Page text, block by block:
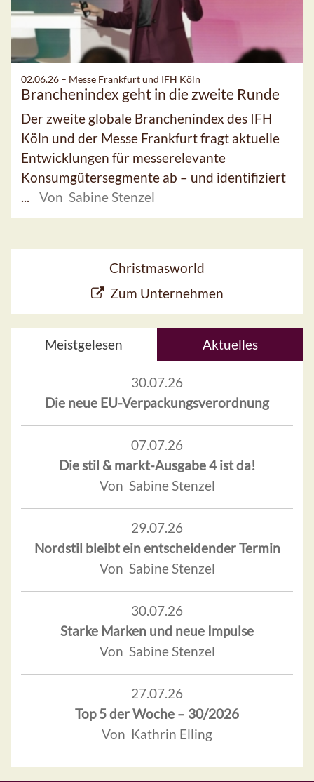
02.06.26 – Messe Frankfurt und IFH Köln
Branchenindex geht in die zweite Runde
Der zweite globale Branchenindex des IFH
Köln und der Messe Frankfurt fragt aktuelle
Entwicklungen für messerelevante
Konsumgütersegmente ab – und identifiziert
...
Von Sabine Stenzel
Christmasworld
Zum Unternehmen
Meistgelesen Aktuelles
30.07.26
Die neue EU-Verpackungsverordnung
07.07.26
Die stil & markt-Ausgabe 4 ist da!
Von Sabine Stenzel
29.07.26
Nordstil bleibt ein entscheidender Termin
Von Sabine Stenzel
30.07.26
Starke Marken und neue Impulse
Von Sabine Stenzel
27.07.26
Top 5 der Woche – 30/2026
Von Kathrin Elling